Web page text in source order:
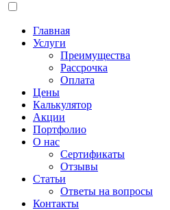
Главная
Услуги
Преимущества
Рассрочка
Оплата
Цены
Калькулятор
Акции
Портфолио
О нас
Сертификаты
Отзывы
Статьи
Ответы на вопросы
Контакты